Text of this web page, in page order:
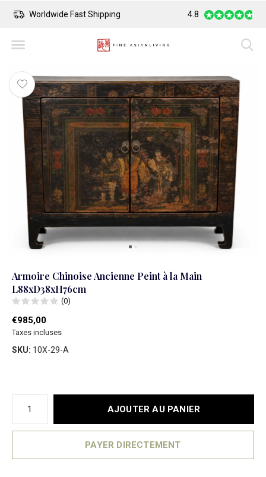
Worldwide Fast Shipping Safe Payment
4.8
Armoire Chinoise Ancienne Peint à la Main
L88xD38xH76cm
(0)
€985,00
Taxes incluses
SKU: 10X-29-A
AJOUTER AU PANIER
PAYER DIRECTEMENT